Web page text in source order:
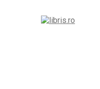
Left
Asides